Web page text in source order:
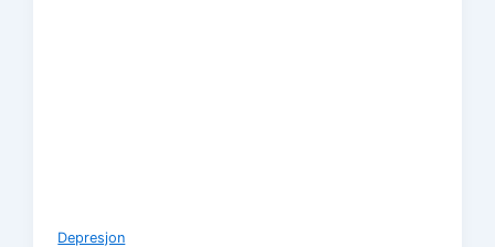
Depresjon